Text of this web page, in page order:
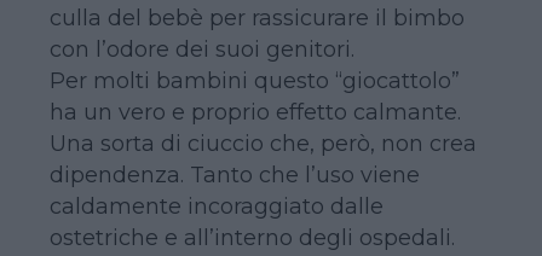
culla del bebè per rassicurare il bimbo
con l’odore dei suoi genitori.
Per molti bambini questo “giocattolo”
ha un vero e proprio effetto calmante.
Una sorta di ciuccio che, però, non crea
dipendenza. Tanto che l’uso viene
caldamente incoraggiato dalle
ostetriche e all’interno degli ospedali.